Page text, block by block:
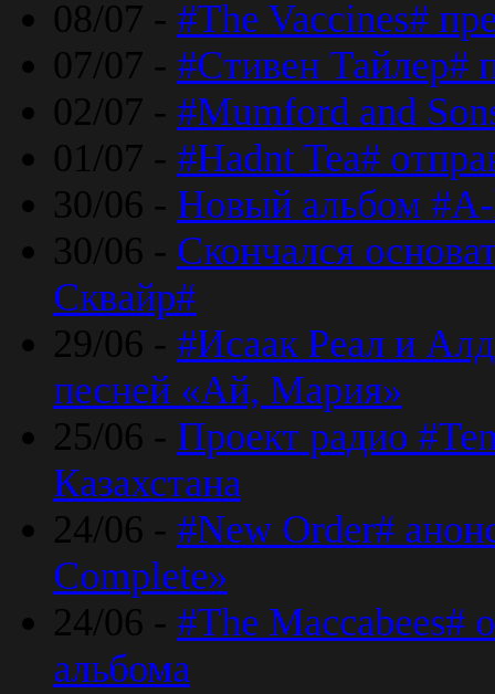
08/07 - #The Vaccines#
07/07 - #Стивен Тайлер#
02/07 - #Mumford and
01/07 - #Hadnt Tea#
30/06 - Новый альбом #A-
30/06 - Скончался
Сквайр#
29/06 - #Исаак Реал и
песней «Ай, Мария»
25/06 - Проект радио
Казахстана
24/06 - #New Order#
Complete»
24/06 - #The Maccabees#
альбома